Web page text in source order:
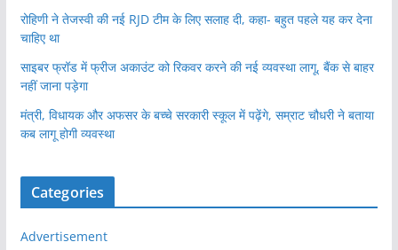
रोहिणी ने तेजस्वी की नई RJD टीम के लिए सलाह दी, कहा- बहुत पहले यह कर देना
चाहिए था
साइबर फ्रॉड में फ्रीज अकाउंट को रिकवर करने की नई व्यवस्था लागू, बैंक से बाहर
नहीं जाना पड़ेगा
मंत्री, विधायक और अफसर के बच्चे सरकारी स्कूल में पढ़ेंगे, सम्राट चौधरी ने बताया
कब लागू होगी व्यवस्था
Categories
Advertisement